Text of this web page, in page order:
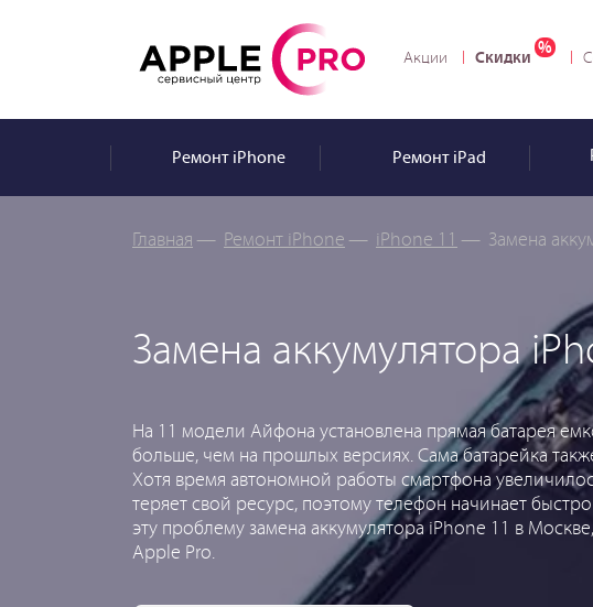
Акции Скидки
РемонтiPhone РемонтiPad
Главная — Ремонт iPhone — iPhone 11 — Замена
Замена аккумулятора
На 11 модели Айфона установлена прямая батарея
больше, чем на прошлых версиях. Сама батарейка
Хотя время автономной работы смартфона
теряет свой ресурс, поэтому телефон начинает
эту проблему замена аккумулятора iPhone 11 в
Apple Pro.